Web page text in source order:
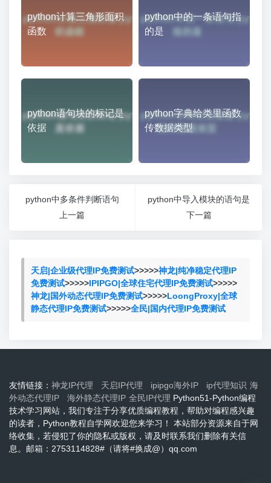
python计算三角形面积
函数
python中的一条语句指
的是
python语句块的标记是
依据
python字典给类里函数
传数据类型
python中多条件判断语句
上一篇
python中导入模块的语句是
下一篇
天启|企业级代理IP免费测试>>>>>神龙|纯净稳定代理IP
免费测试>>>>>IPIPGO|全球住宅代理IP免费测试>>>>>
神龙|国外动态代理IP免费测试>>>>>LoongProxy|全球
静态代理IP免费测试>>>>>全民|国内代理IP免费测试
友情链接： 神龙IP代理 天启IP代理 ipipgo海外IP ip代理知识 海
外动态代理IP
海外静态代理IP 全民IP代理 Python51-Python编程
技术学习网站，我们专注于分享优质编程教程，帮助对编程感兴趣
的读者，Python教程自学网欢迎您来学习！ 本站部分资源来自于网
络收集，若侵犯了你的隐私或版权，请及时联系我们删除有关信
息。邮箱：2753114828#（请将#换成@）qq.com